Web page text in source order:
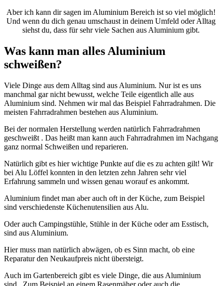
Aber ich kann dir sagen im Aluminium Bereich ist so viel möglich!
Und wenn du dich genau umschaust in deinem Umfeld oder Alltag
siehst du, dass für sehr viele Sachen aus Aluminium gibt.
Was kann man alles Aluminium
schweißen?
Viele Dinge aus dem Alltag sind aus Aluminium. Nur ist es uns
manchmal gar nicht bewusst, welche Teile eigentlich alle aus
Aluminium sind. Nehmen wir mal das Beispiel Fahrradrahmen. Die
meisten Fahrradrahmen bestehen aus Aluminium.
Bei der normalen Herstellung werden natürlich Fahrradrahmen
geschweißt . Das heißt man kann auch Fahrradrahmen im Nachgang
ganz normal Schweißen und reparieren.
Natürlich gibt es hier wichtige Punkte auf die es zu achten gilt! Wir
bei Alu Löffel konnten in den letzten zehn Jahren sehr viel
Erfahrung sammeln und wissen genau worauf es ankommt.
Aluminium findet man aber auch oft in der Küche, zum Beispiel
sind verschiedenste Küchenutensilien aus Alu.
Oder auch Campingstühle, Stühle in der Küche oder am Esstisch,
sind aus Aluminium.
Hier muss man natürlich abwägen, ob es Sinn macht, ob eine
Reparatur den Neukaufpreis nicht übersteigt.
Auch im Gartenbereich gibt es viele Dinge, die aus Aluminium
sind. Zum Beispiel an einem Rasenmäher oder auch die